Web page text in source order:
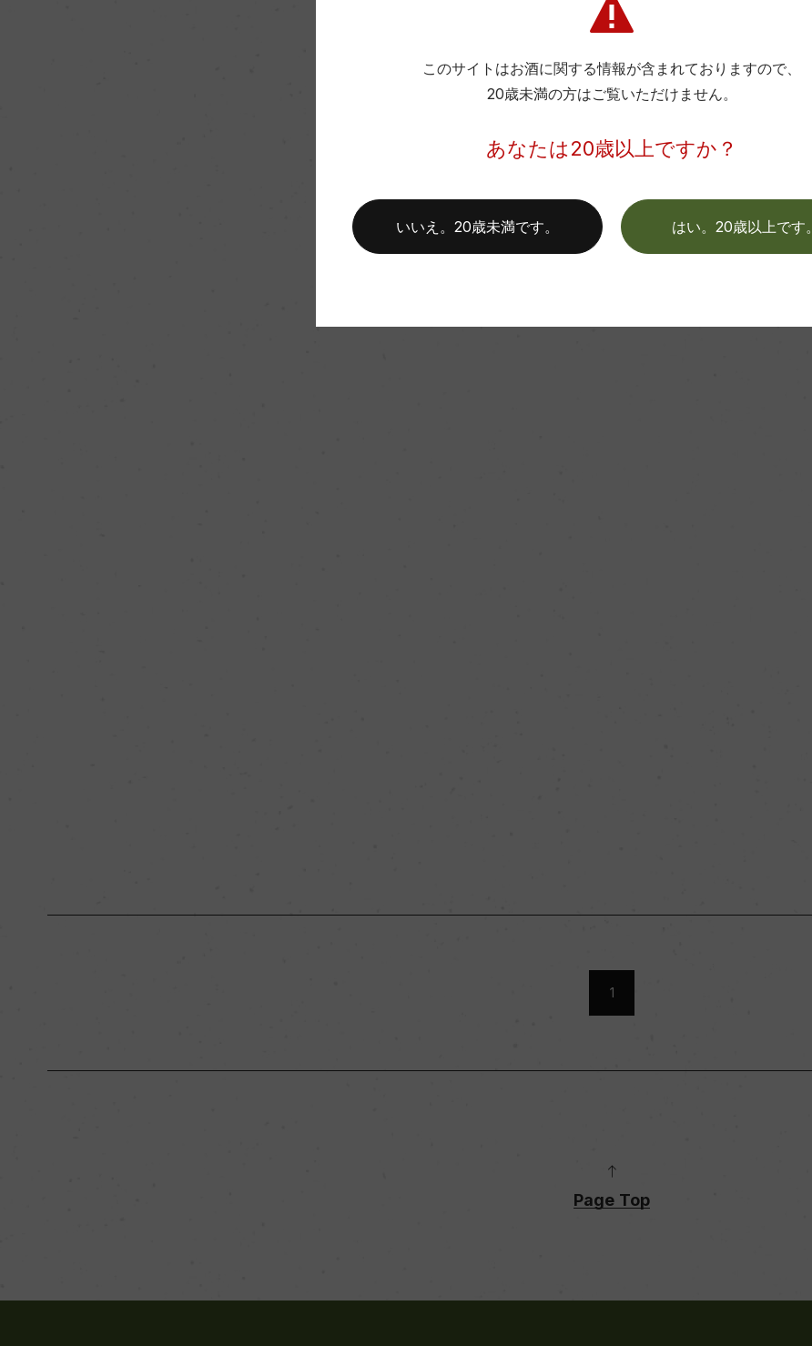
1
Page Top
このサイトはお酒に関する情報が含まれておりますので、
20歳未満の方はご覧いただけません。
あなたは20歳以上ですか？
はい。20歳以上です。
いいえ。20歳未満です。